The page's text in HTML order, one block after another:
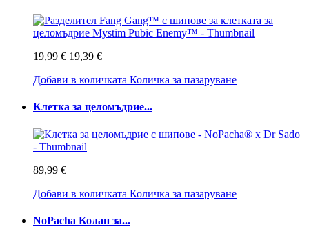
19,99 € 19,39 €
Добави в количката Количка за пазаруване
Клетка за целомъдрие...
89,99 €
Добави в количката Количка за пазаруване
NoPacha Колан за...